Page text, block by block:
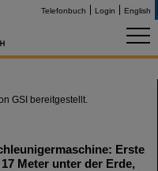
Telefonbuch Login English
GSI bereitgestellt.
Erste
Meter unter der Erde,